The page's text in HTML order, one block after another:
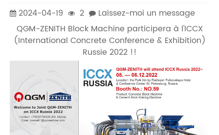
2024-04-19 2
Laissez-moi un message
QGM-ZENITH Block Machine participera à l'ICCX
(International Concrete Conference & Exhibition)
Russie 2022 !!